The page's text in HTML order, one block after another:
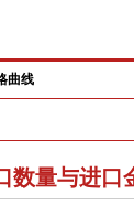
曲线
数量与进口